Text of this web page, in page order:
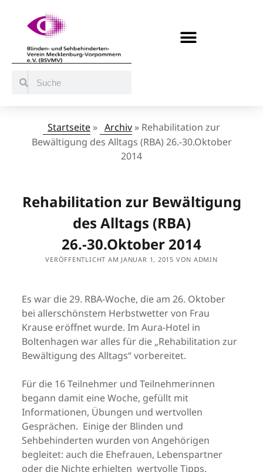
Startseite » Archiv » Rehabilitation zur
Bewältigung des Alltags (RBA) 26.-30.Oktober
2014
Rehabilitation zur Bewältigung
des Alltags (RBA)
26.-30.Oktober 2014
VERÖFFENTLICHT AM JANUAR 1, 2015 VON ADMIN
Es war die 29. RBA-Woche, die am 26. Oktober
bei allerschönstem Herbstwetter von Frau
Krause eröffnet wurde. Im Aura-Hotel in
Boltenhagen war alles für die „Rehabilitation zur
Bewältigung des Alltags“ vorbereitet.
Für die 16 Teilnehmer und Teilnehmerinnen
begann damit eine Woche, gefüllt mit
Informationen, Übungen und wertvollen
Gesprächen. Einige der Blinden und
Sehbehinderten wurden von Angehörigen
begleitet: auch die Ehefrauen, Lebenspartner
oder die Nichte erhielten wertvolle Tipps.